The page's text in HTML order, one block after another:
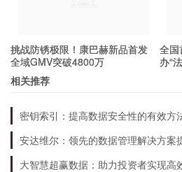
展海外业务，进一步提高公
力。
结语
人福医药是中国医药行业的
挑战防锈极限！康巴赫新品首发
全域GMV突破4800万
全国
办“
相关推荐
密钥索引：提高数据安全性的有效方
安达维尔：领先的数据管理解决方案
大智慧超赢数据：助力投资者实现高